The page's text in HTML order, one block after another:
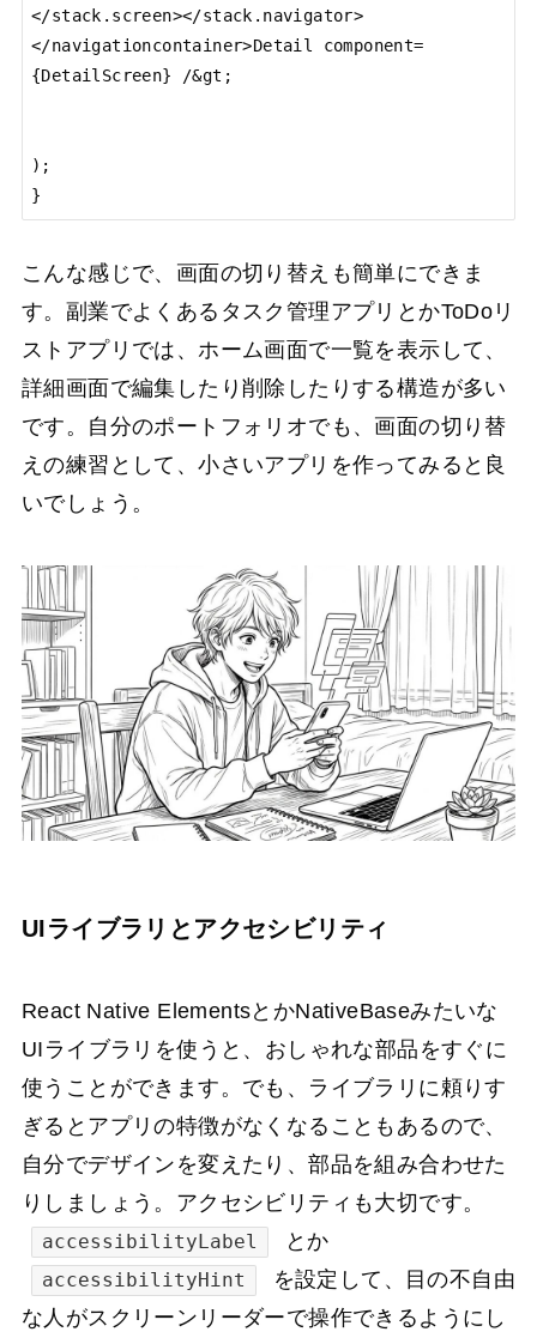
</stack.screen></stack.navigator>
</navigationcontainer>Detail component=
{DetailScreen} /&gt;
);
}
こんな感じで、画面の切り替えも簡単にできま
す。副業でよくあるタスク管理アプリとかToDoリ
ストアプリでは、ホーム画面で一覧を表示して、
詳細画面で編集したり削除したりする構造が多い
です。自分のポートフォリオでも、画面の切り替
えの練習として、小さいアプリを作ってみると良
いでしょう。
UIライブラリとアクセシビリティ
React Native ElementsとかNativeBaseみたいな
UIライブラリを使うと、おしゃれな部品をすぐに
使うことができます。でも、ライブラリに頼りす
ぎるとアプリの特徴がなくなることもあるので、
自分でデザインを変えたり、部品を組み合わせた
りしましょう。アクセシビリティも大切です。
accessibilityLabel とか
accessibilityHint
を設定して、目の不自由
な人がスクリーンリーダーで操作できるようにし